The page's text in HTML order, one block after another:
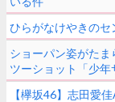
ひらがなけやきのセ
ショーパン姿がた
ツーショット「少
【欅坂46】志田愛